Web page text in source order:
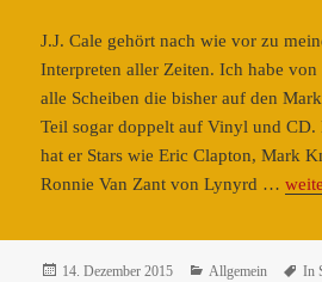
J.J. Cale gehört nach wie vor zu
Interpreten aller Zeiten. Ich habe
alle Scheiben die bisher auf den
Teil sogar doppelt auf Vinyl und
hat er Stars wie Eric Clapton, Mark
Ronnie Van Zant von Lynyrd …J.J.
–
In
Veröffentlicht
14. Dezember 2015 Kategorien
Allgemein
In